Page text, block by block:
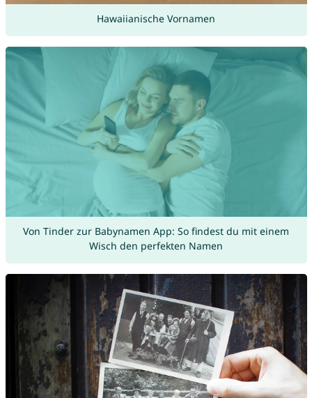
Hawaiianische Vornamen
Von Tinder zur Babynamen App: So findest du mit einem
Wisch den perfekten Namen